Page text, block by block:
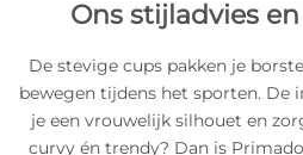
Ons stijladvies
De stevige cups pakken je
bewegen tijdens het sporten. De
je een vrouwelijk silhouet en
curvy én trendy? Dan is